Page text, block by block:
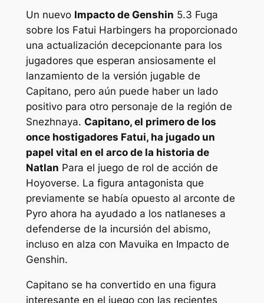
Un nuevo Impacto de Genshin 5.3 Fuga
sobre los Fatui Harbingers ha proporcionado
una actualización decepcionante para los
jugadores que esperan ansiosamente el
lanzamiento de la versión jugable de
Capitano, pero aún puede haber un lado
positivo para otro personaje de la región de
Snezhnaya. Capitano, el primero de los
once hostigadores Fatui, ha jugado un
papel vital en el arco de la historia de
Natlan Para el juego de rol de acción de
Hoyoverse. La figura antagonista que
previamente se había opuesto al arconte de
Pyro ahora ha ayudado a los natlaneses a
defenderse de la incursión del abismo,
incluso en alza con Mavuika en Impacto de
Genshin.
Capitano se ha convertido en una figura
interesante en el juego con las recientes